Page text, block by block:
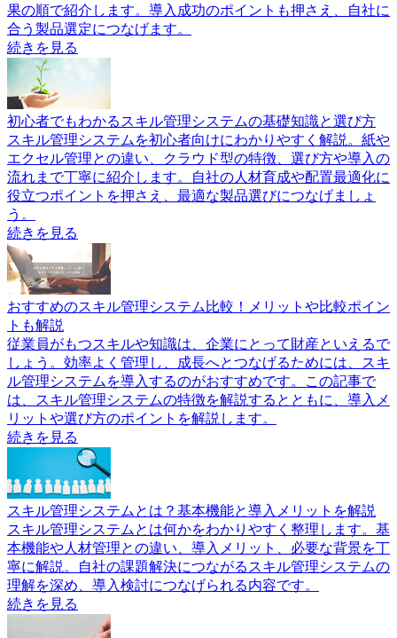
果の順で紹介します。導入成功のポイントも押さえ、自社に
合う製品選定につなげます。
続きを見る
初心者でもわかるスキル管理システムの基礎知識と選び方
スキル管理システムを初心者向けにわかりやすく解説。紙や
エクセル管理との違い、クラウド型の特徴、選び方や導入の
流れまで丁寧に紹介します。自社の人材育成や配置最適化に
役立つポイントを押さえ、最適な製品選びにつなげましょ
う。
続きを見る
おすすめのスキル管理システム比較！メリットや比較ポイン
トも解説
従業員がもつスキルや知識は、企業にとって財産といえるで
しょう。効率よく管理し、成長へとつなげるためには、スキ
ル管理システムを導入するのがおすすめです。この記事で
は、スキル管理システムの特徴を解説するとともに、導入メ
リットや選び方のポイントを解説します。
続きを見る
スキル管理システムとは？基本機能と導入メリットを解説
スキル管理システムとは何かをわかりやすく整理します。基
本機能や人材管理との違い、導入メリット、必要な背景を丁
寧に解説。自社の課題解決につながるスキル管理システムの
理解を深め、導入検討につなげられる内容です。
続きを見る